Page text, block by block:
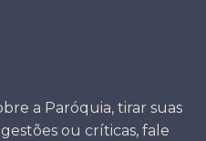
a Paróquia, tirar suas
ou críticas, fale